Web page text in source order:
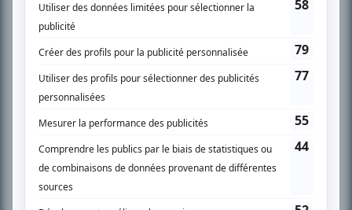
SUR LE RÉSEAU BIZZ MÉDIA
PLAN DU SITE
Accueil
Liste des oeuvres